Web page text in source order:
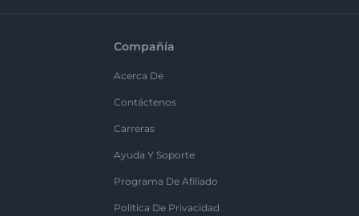
Compañía
Acerca De
Contáctenos
Carreras
Ayuda Y Soporte
Programa De Afiliado
Política De Privacidad